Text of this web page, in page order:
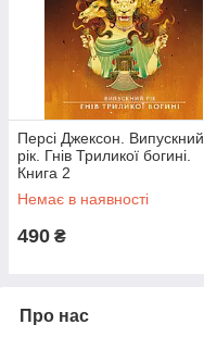
Персі Джексон. Випускний
рік. Гнів Триликої богині.
Книга 2
Немає в наявності
490 ₴
Про нас